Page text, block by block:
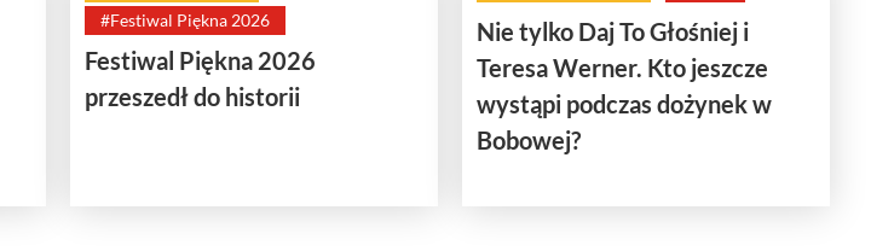
#Festiwal Piękna 2026
Festiwal Piękna 2026
przeszedł do historii
Nie tylko Daj To Głośniej i
Teresa Werner. Kto jeszcze
wystąpi podczas dożynek w
Bobowej?